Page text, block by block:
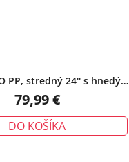
PP, stredný 24'' s hnedými
detailmi – zelený
79,99 €
DO KOŠÍKA